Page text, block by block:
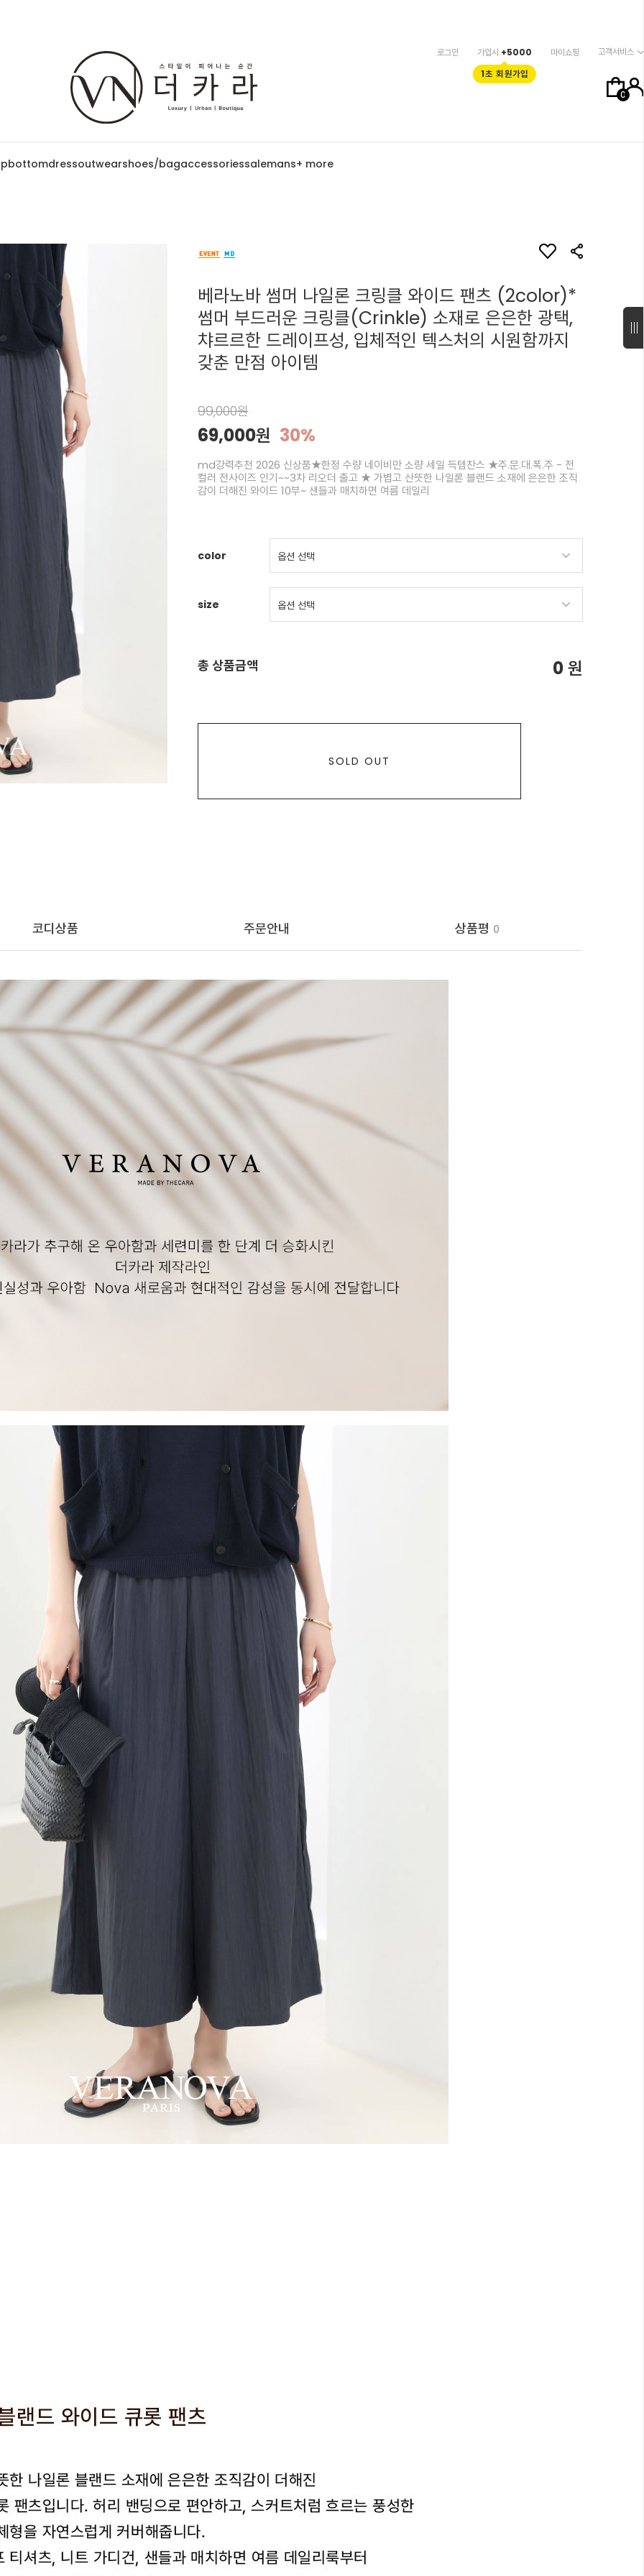
0
로그인 가입시 +5000
1초 회원가입
마이쇼핑 고객서비스
bottomdressoutwearshoes/bagaccessoriessalemans+ more
베라노바 썸머 나일론 크링클 와이드 팬츠 (2color)*
썸머 부드러운 크링클(Crinkle) 소재로 은은한 광택,
챠르르한 드레이프성, 입체적인 텍스처의 시원함까지
갖춘 만점 아이템
99,000원
69,000원 30%
md강력추천 2026 신상품★한정 수량 네이비만 소량 세일 득템찬스 ★주.문.대.폭.주 - 전
컬러 전사이즈 인기~~3차 리오더 출고 ★ 가볍고 산뜻한 나일론 블랜드 소재에 은은한 조직
감이 더해진 와이드 10부~ 샌들과 매치하면 여름 데일리
color
size
총 상품금액 0원
SOLD OUT
코디상품 주문안내 상품평 0